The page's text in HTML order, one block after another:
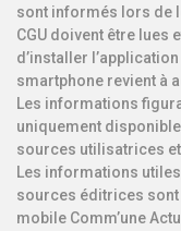
sont informés lors de
CGU doivent être lues
d’installer
smartphone revient à
Les informations
uniquement
sources utilisatrices
Les informations
sources éditrices sont
mobile Comm’une